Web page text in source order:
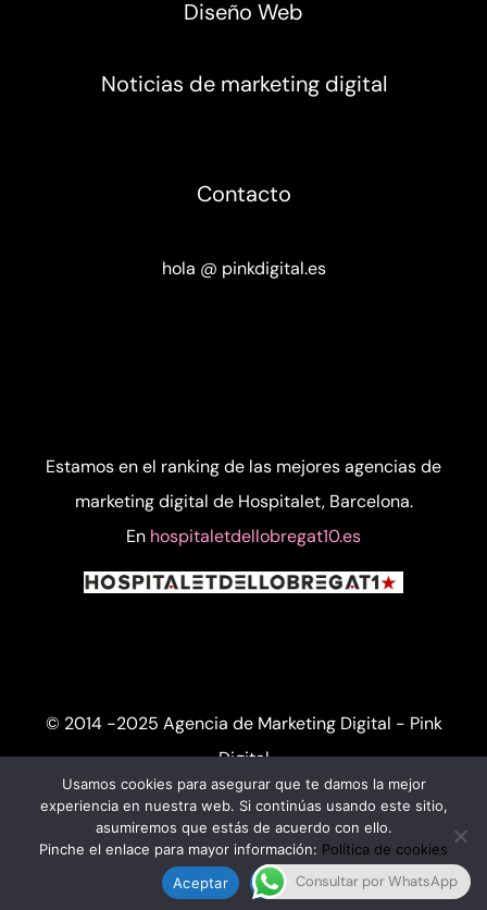
Diseño Web
Noticias de marketing digital
Contacto
hola @ pinkdigital.es
Estamos en el ranking de las mejoresagencias de
marketing digital de Hospitalet, Barcelona.
En hospitaletdellobregat10.es
© 2014 - Agencia de Marketing Digital - Pink
Digital
Carrer del Garraf 37, Hospitalet de Llobregat,
Barcelona
Consultar por WhatsApp
Usamos cookies para asegurar que te damos la mejor
experiencia en nuestra web. Si continúas usando este sitio,
asumiremos que estás de acuerdo con ello.
Pinche el enlace para mayor información: Política de cookies
Aceptar
Rechazar